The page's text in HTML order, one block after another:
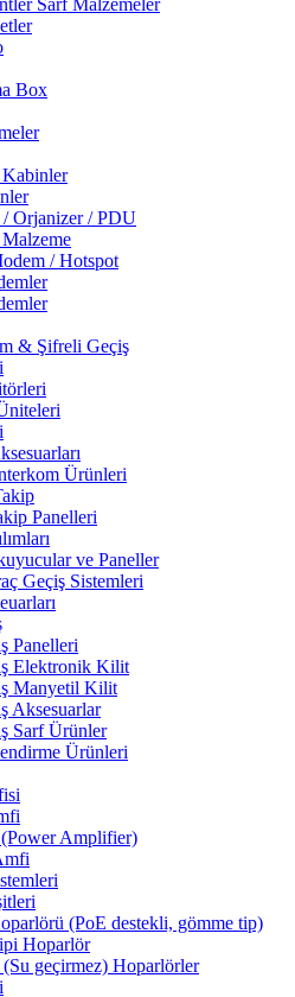
Sarf Malzemeler
Box
/ Orjanizer / PDU
/ Hotspot
& Şifreli Geçiş
Ürünleri
Panelleri
ve Paneller
Geçiş Sistemleri
Panelleri
Elektronik Kilit
Manyetil Kilit
Aksesuarlar
Sarf Ürünler
Ürünleri
Amplifier)
(PoE destekli, gömme tip)
Hoparlör
geçirmez) Hoparlörler